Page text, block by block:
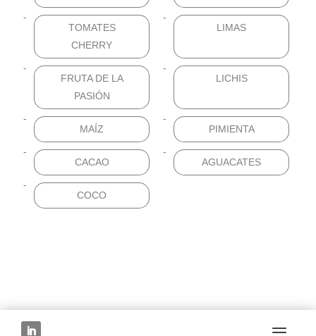
TOMATES
CHERRY
LIMAS
FRUTA DE LA
PASIÓN
LICHIS
MAÍZ PIMIENTA
CACAO AGUACATES
COCO